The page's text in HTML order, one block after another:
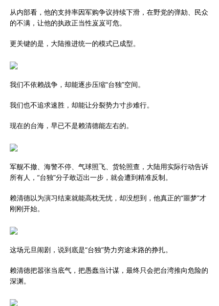
从内部看，他的支持率因军购争议持续下滑，在野党的弹劾、民众
的不满，让他的执政正当性岌岌可危。
更关键的是，大陆推进统一的模式已成型。
我们不依赖战争，却能逐步压缩“台独”空间。
我们也不追求速胜，却能让分裂势力寸步难行。
现在的台海，早已不是赖清德能左右的。
军舰不撤、海警不停、气球照飞、货轮照查，大陆用实际行动告诉
所有人，“台独”分子敢迈出一步，就会遭到精准反制。
赖清德以为演习结束就能高枕无忧，却没想到，他真正的“噩梦”才
刚刚开始。
这场元旦闹剧，说到底是“台独”势力穷途末路的挣扎。
赖清德把嚣张当底气，把愚蠢当计谋，最终只会把台湾推向危险的
深渊。